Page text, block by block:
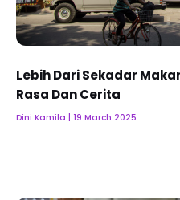
Lebih Dari Sekadar
Rasa Dan Cerita
Dini Kamila 19 March 2025